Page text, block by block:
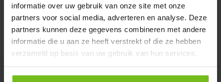
informatie over uw gebruik van onze site met onze
partners voor social media, adverteren en analyse. Deze
partners kunnen deze gegevens combineren met andere
informatie die u aan ze heeft verstrekt of die ze hebben
verzameld op basis van uw gebruik van hun services.
Schrijf je in voor onze nieuwsbrief